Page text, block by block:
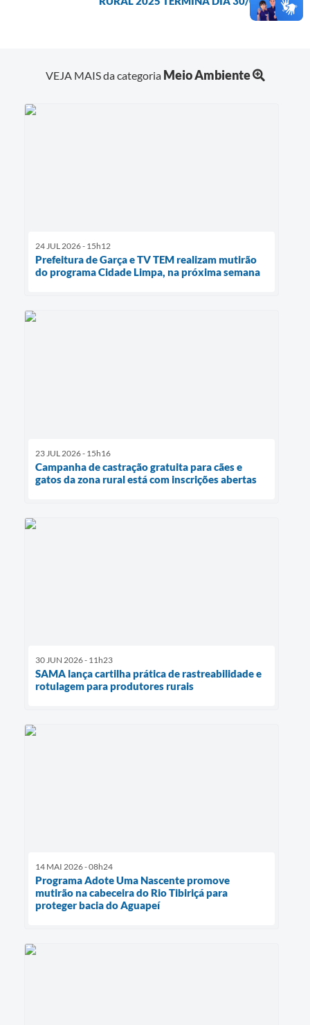
VEJA MAIS da categoria Meio Ambiente
24 JUL 2026 - 15h12
Prefeitura de Garça e TV TEM realizam mutirão
do programa Cidade Limpa, na próxima semana
23 JUL 2026 - 15h16
Campanha de castração gratuita para cães e
gatos da zona rural está com inscrições abertas
30 JUN 2026 - 11h23
SAMA lança cartilha prática de rastreabilidade e
rotulagem para produtores rurais
14 MAI 2026 - 08h24
Programa Adote Uma Nascente promove
mutirão na cabeceira do Rio Tibiriçá para
proteger bacia do Aguapeí